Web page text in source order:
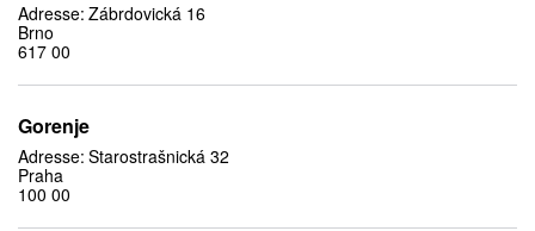
Adresse: Zábrdovická 16
Brno
617 00
Gorenje
Adresse: Starostrašnická 32
Praha
100 00